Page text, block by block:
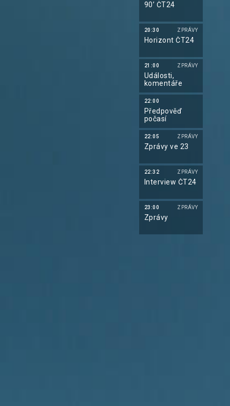
90’ ČT24
20:30 ZPRÁVY
Horizont ČT24
21:00 ZPRÁVY
Události,
komentáře
22:00
Předpověď
počasí
22:05 ZPRÁVY
Zprávy ve 23
22:32 ZPRÁVY
Interview ČT24
23:00 ZPRÁVY
Zprávy